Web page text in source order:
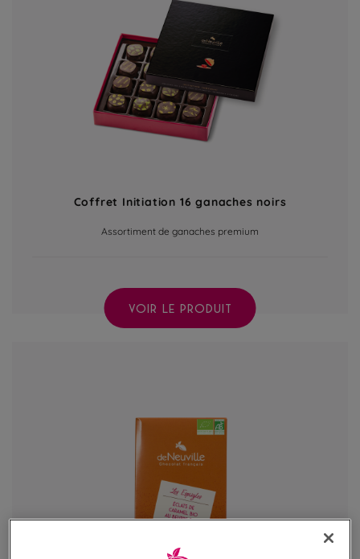
Coffret Initiation 16 ganaches noirs
Assortiment de ganaches premium
VOIR LE PRODUIT